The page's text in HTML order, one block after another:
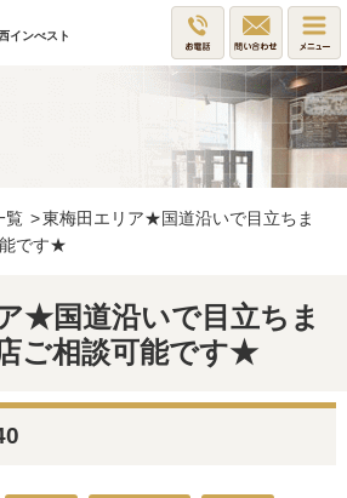
インべスト
覧 >東梅田エリア★国道沿いで目立ちま
です★
★国道沿いで目立ちま
ご相談可能です★